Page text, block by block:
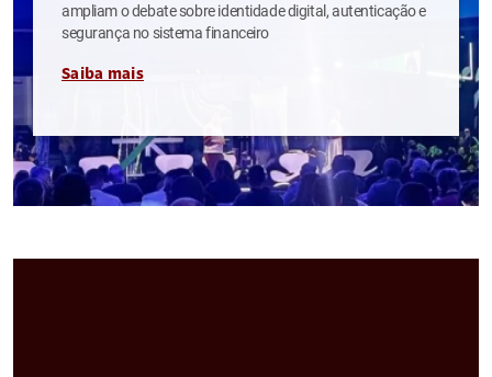
ampliam o debate sobre identidade digital, autenticação e
segurança no sistema financeiro
Saiba mais